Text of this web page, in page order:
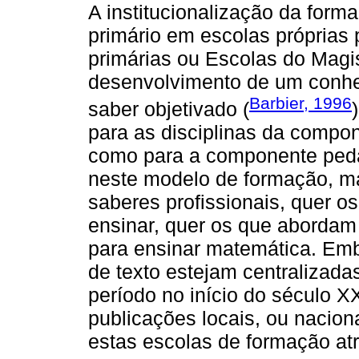
A institucionalização da
primário em escolas
primárias ou Escolas do
desenvolvimento de um
saber objetivado (Barbier, 1996
para as disciplinas da
como para a componente
neste modelo de formação,
saberes profissionais, quer
ensinar, quer os que
para ensinar matemática.
de texto estejam
período no início do século
publicações locais, ou
estas escolas de formação